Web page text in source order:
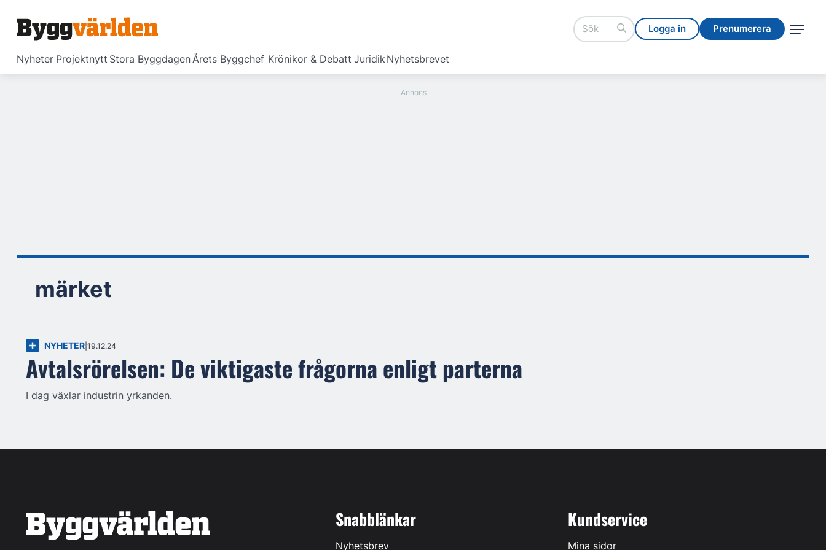
Logga in Prenumerera
Nyheter Projektnytt Stora ByggdagenÅrets Byggchef Krönikor & Debatt JuridikNyhetsbrevet
Logga in Prenumerera
märket
NYHETER 19.12.24
Avtalsrörelsen: De viktigaste frågorna enligt parterna
I dag växlar industrin yrkanden.
Snabblänkar
Nyhetsbrev
Kundservice
Mina sidor